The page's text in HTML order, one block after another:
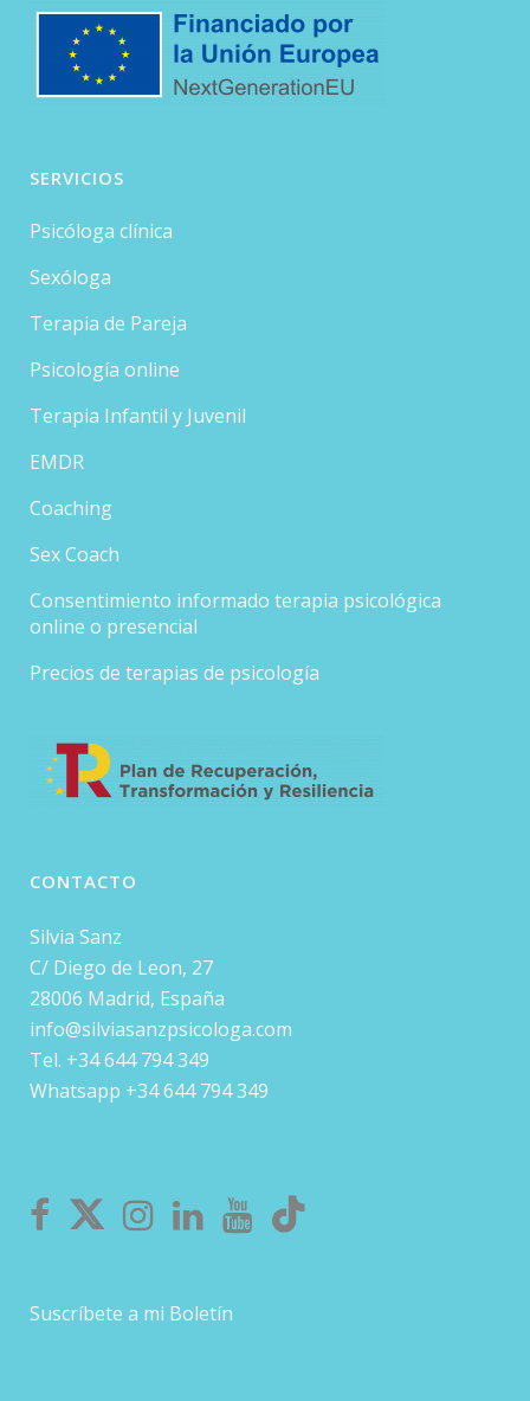
SERVICIOS
Psicóloga clínica
Sexóloga
Terapia de Pareja
Psicología online
Terapia Infantil y Juvenil
EMDR
Coaching
Sex Coach
Consentimiento informado terapia psicológica
online o presencial
Precios de terapias de psicología
CONTACTO
Silvia Sanz
C/ Diego de Leon, 27
28006 Madrid, España
info@silviasanzpsicologa.com
Tel. +34 644 794 349
Whatsapp +34 644 794 349
Suscríbete a mi Boletín